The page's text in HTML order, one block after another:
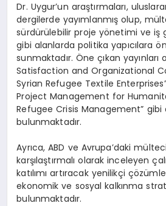
Dr. Uygur’un araştırmaları,
dergilerde yayımlanmış olup,
sürdürülebilir proje yönetimi ve iş
gibi alanlarda politika yapıcılara
sunmaktadır. Öne çıkan yayınları
Satisfaction and Organizational
Syrian Refugee Textile
Project Management for
Refugee Crisis Management” gibi
bulunmaktadır.
Ayrıca, ABD ve Avrupa’daki
karşılaştırmalı olarak inceleyen
katılımı artıracak yenilikçi
ekonomik ve sosyal kalkınma
bulunmaktadır.